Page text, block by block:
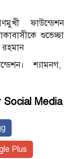
ফাউন্ডেশন
শুভেচ্ছা
শ্যামনগ,
Media
Plus